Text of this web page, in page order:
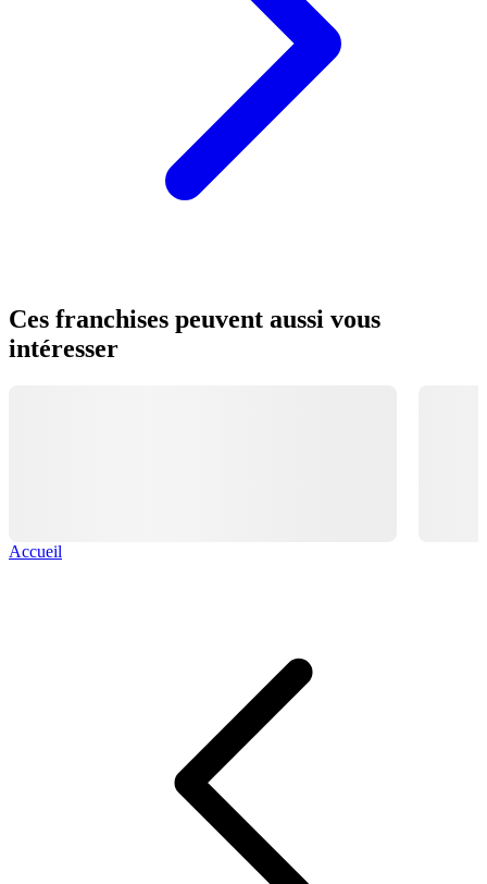
Ces franchises peuvent aussi vous
intéresser
Accueil